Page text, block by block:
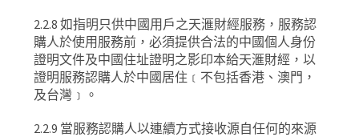
2.2.8如指明只供中國用戶之天滙財經服務，服務認
購人於使用服務前，必須提供合法的中國個人身份
證明文件及中國住址證明之影印本給天滙財經，以
證明服務認購人於中國居住﹝不包括香港、澳門，
及台灣﹞。
2.2.9 當服務認購人以連續方式接收源自任何的來源